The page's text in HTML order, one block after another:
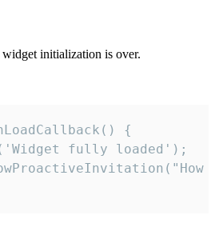
initialization is over.
{
fully loaded');